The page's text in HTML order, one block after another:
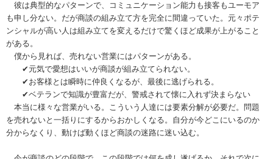
彼は典型的なパターンで、コミュニケーション能力も接客もユーモア
も申し分ない。だが商談の組み立て方を完全に間違っていた。元々ポテ
ンシャルが高い人は組み立てを変えるだけで驚くほど成果が上がること
がある。
僕から見れば、売れない営業にはパターンがある。
✔元気で愛想はいいが商談が組み立てられない。
✔お客様とは瞬時に仲良くなるが、最後に逃げられる。
✔ベテランで知識が豊富だが、警戒されて懐に入れず決まらない
本当に様々な営業がいる。こういう人達には要素分解が必要だ。問題
を売れないと一括りにするからおかしくなる。自分が今どこにいるのか
分からなくり、動けば動くほど商談の迷路に迷い込む。